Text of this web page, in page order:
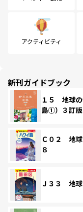
アクティビティ
新刊ガイドブック
１５ 地球
島①）３訂版
Ｃ０２ 地
８
Ｊ３３ 地